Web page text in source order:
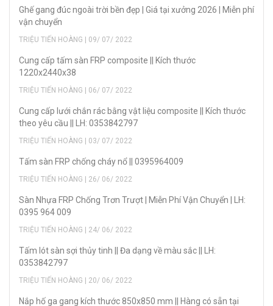
Ghế gang đúc ngoài trời bền đẹp | Giá tại xưởng 2026 | Miễn phí
vận chuyển
TRIỆU TIẾN HOÀNG | 09/ 07/ 2022
Cung cấp tấm sàn FRP composite || Kích thước
1220x2440x38
TRIỆU TIẾN HOÀNG | 06/ 07/ 2022
Cung cấp lưới chắn rác bằng vật liệu composite || Kích thước
theo yêu cầu || LH: 0353842797
TRIỆU TIẾN HOÀNG | 03/ 07/ 2022
Tấm sàn FRP chống cháy nổ || 0395964009
TRIỆU TIẾN HOÀNG | 26/ 06/ 2022
Sàn Nhựa FRP Chống Trơn Trượt | Miễn Phí Vận Chuyển | LH:
0395 964 009
TRIỆU TIẾN HOÀNG | 24/ 06/ 2022
Tấm lót sàn sợi thủy tinh || Đa dạng về màu sắc || LH:
0353842797
TRIỆU TIẾN HOÀNG | 20/ 06/ 2022
Nắp hố ga gang kích thước 850x850 mm || Hàng có sẵn tại